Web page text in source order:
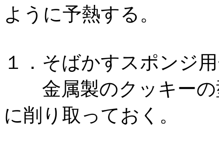
ように予熱する。
１．そばかすスポンジ
金属製のクッキーの
に削り取っておく。